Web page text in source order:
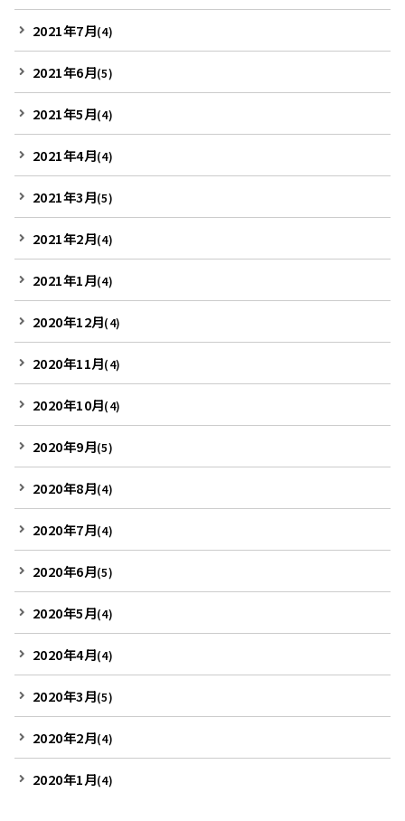
2021年7月(4)
2021年6月(5)
2021年5月(4)
2021年4月(4)
2021年3月(5)
2021年2月(4)
2021年1月(4)
2020年12月(4)
2020年11月(4)
2020年10月(4)
2020年9月(5)
2020年8月(4)
2020年7月(4)
2020年6月(5)
2020年5月(4)
2020年4月(4)
2020年3月(5)
2020年2月(4)
2020年1月(4)